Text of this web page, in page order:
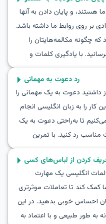
روزمره داشته باشید. تمرین
امکان را می‌دهد که در مواقع
عمل کنید. ما شما را با واژگان
کرد تا برای مواجهه با چنین
هستند، و پایان دادن به آنها
بر روی روابط ما داشته باشد.
چگونه مکالمه‌هایتان را
با یادگیری کلمات و
نمونه، شما قادر
انگلیسی خاتمه دهید. این
و حرفه‌ای‌تان را بهبود
که تاثیر خوبی می‌گذارید.
رد دعوت به مهمانی
داشتید دعوت به یک مهمانی را
کار را به زبان انگلیسی انجام
تا به‌راحتی دعوت به یک
مناسب رد کنید. با تمرین
و تمرین نقش‌آفرینی در
ارتباطی خود را بهبود
مثالی در صحنه‌های واقعی آشنا
به‌طور طبیعی یک دعوت را
کردن از لباس‌های کسی
انگلیسی یک مهارت
کمک کند تا تعاملات موثرتری
احساس خوبی بدهید. در این
به طور طبیعی و با اعتماد به